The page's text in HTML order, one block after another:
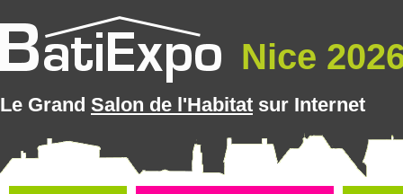
Nice
Le Grand Salon de l'Habitat sur Internet